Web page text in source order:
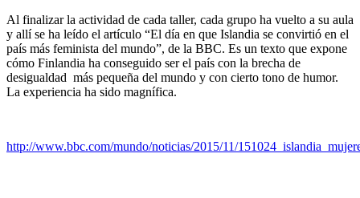
Al finalizar la actividad de cada taller, cada grupo ha vuelto a su aula
y allí se ha leído el artículo “El día en que Islandia se convirtió en el
país más feminista del mundo”, de la BBC. Es un texto que expone
cómo Finlandia ha conseguido ser el país con la brecha de
desigualdad más pequeña del mundo y con cierto tono de humor.
La experiencia ha sido magnífica.
http://www.bbc.com/mundo/noticias/2015/11/